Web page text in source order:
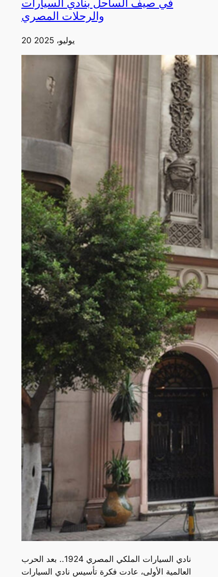
في صيف الساحل بنادي السيارات
والرحلات المصري
20 يوليو، 2025
نادي السيارات الملكي المصري 1924.. بعد الحرب
العالمية الأولى، عادت فكرة تأسيس نادي السيارات